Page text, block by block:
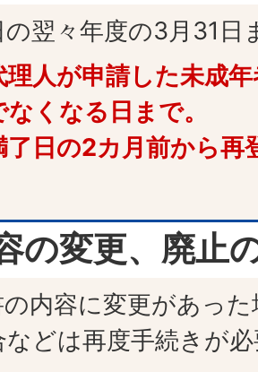
翌々年度の3月31日
理人が申請した未成
くなる日まで。
了日の2カ月前から再
の変更、廃止
内容に変更があっ
などは再度手続きが